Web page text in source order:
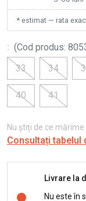
* estimat — rata
: (Cod produs:
33
34
40 41
Nu știți de ce
Consultați tabelul
Livrare la
Nu este în